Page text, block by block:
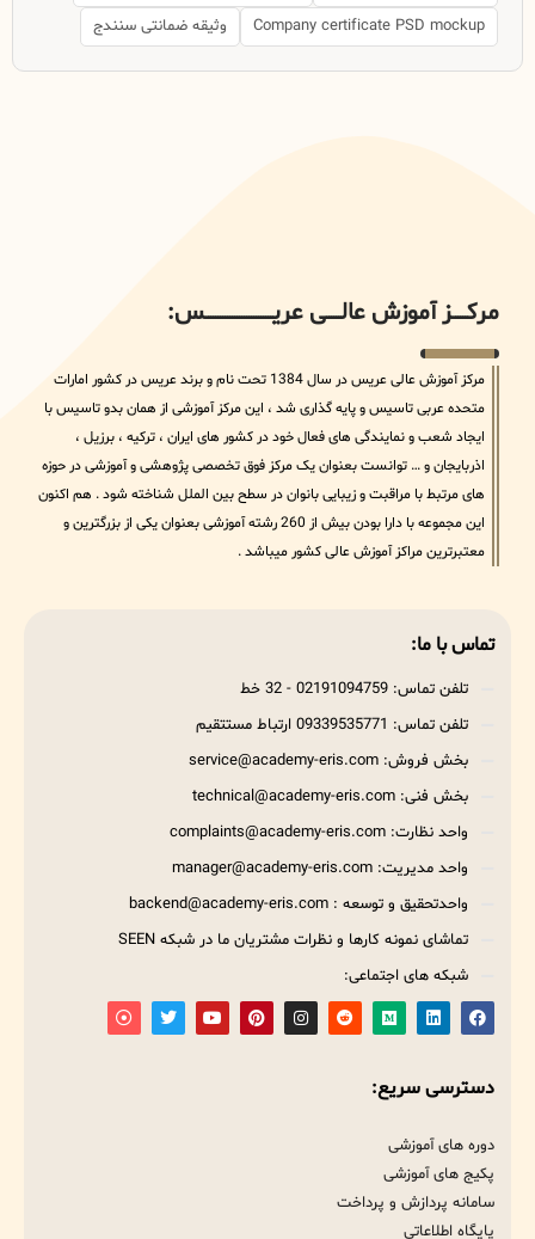
Company certificate PSD mockup
وثیقه ضمانتی سنندج
مرکــــــز آموزش عالــــــی عریــــــــــــــــــــــــــــس:
مرکز آموزش عالی عریس در سال 1384 تحت نام و برند عریس در کشور امارات
متحده عربی تاسیس و پایه گذاری شد ، این مرکز آموزشی از همان بدو تاسیس با
ایجاد شعب و نمایندگی های فعال خود در کشور های ایران ، ترکیه ، برزیل ،
اذربایجان و … توانست بعنوان یک مرکز فوق تخصصی پژوهشی و آموزشی در حوزه
های مرتبط با مراقبت و زیبایی بانوان در سطح بین الملل شناخته شود . هم اکنون
این مجموعه با دارا بودن بیش از 260 رشته آموزشی بعنوان یکی از بزرگترین و
معتبرترین مراکز آموزش عالی کشور میباشد .
تماس با ما:
تلفن تماس: 02191094759 - 32 خط
تلفن تماس: 09339535771 ارتباط مستتقیم
بخش فروش: service@academy-eris.com
بخش فنی: technical@academy-eris.com
واحد نظارت: complaints@academy-eris.com
واحد مدیریت: manager@academy-eris.com
واحدتحقیق و توسعه : backend@academy-eris.com
تماشای نمونه کارها و نظرات مشتریان ما در شبکه SEEN
شبکه های اجتماعی:
دسترسی سریع:
دوره های آموزشی
پکیج های آموزشی
سامانه پردازش و پرداخت
پایگاه اطلاعاتی